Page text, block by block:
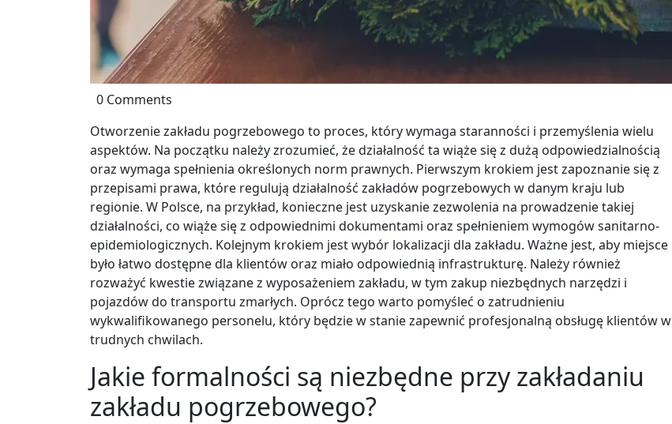
0 Comments
Otworzenie zakładu pogrzebowego to proces, który wymaga staranności i przemyślenia wielu
aspektów. Na początku należy zrozumieć, że działalność ta wiąże się z dużą odpowiedzialnością
oraz wymaga spełnienia określonych norm prawnych. Pierwszym krokiem jest zapoznanie się z
przepisami prawa, które regulują działalność zakładów pogrzebowych w danym kraju lub
regionie. W Polsce, na przykład, konieczne jest uzyskanie zezwolenia na prowadzenie takiej
działalności, co wiąże się z odpowiednimi dokumentami oraz spełnieniem wymogów sanitarno-
epidemiologicznych. Kolejnym krokiem jest wybór lokalizacji dla zakładu. Ważne jest, aby miejsce
było łatwo dostępne dla klientów oraz miało odpowiednią infrastrukturę. Należy również
rozważyć kwestie związane z wyposażeniem zakładu, w tym zakup niezbędnych narzędzi i
pojazdów do transportu zmarłych. Oprócz tego warto pomyśleć o zatrudnieniu
wykwalifikowanego personelu, który będzie w stanie zapewnić profesjonalną obsługę klientów w
trudnych chwilach.
Jakie formalności są niezbędne przy zakładaniu
zakładu pogrzebowego?